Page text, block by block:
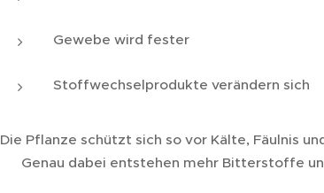
Gewebe wird fester
Stoffwechselprodukte verändern sich
Die Pflanze schützt sich so vor Kälte, Fäulnis
➡️ Genau dabei entstehen mehr Bitterstoffe